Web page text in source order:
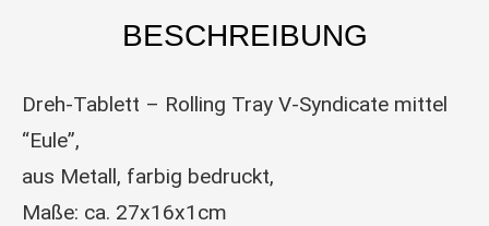
BESCHREIBUNG
Dreh-Tablett – Rolling Tray V-Syndicate mittel
“Eule”,
aus Metall, farbig bedruckt,
Maße: ca. 27x16x1cm